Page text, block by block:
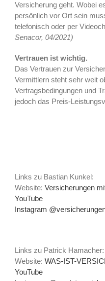
Versicherung geht. Wobei
persönlich vor Ort sein
telefonisch oder per
Senacor, 04/2021)
Vertrauen ist wichtig.
Das Vertrauen zur
Vermittlern steht sehr weit
Vertragsbedingungen und
jedoch das Preis-
Links zu Bastian Kunkel:
Website: Versicherungen
YouTube
Instagram
Links zu Patrick Hamacher:
Website: WAS-IST-
YouTube